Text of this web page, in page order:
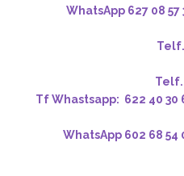
WhatsApp 627 08 57
Telf. 91 478
Telf. 91 478
Tf Whastsapp: 622 40 30
WhatsApp 602 68 54